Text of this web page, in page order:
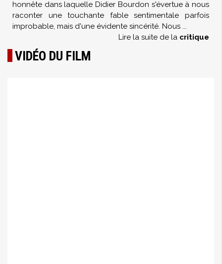
honnête dans laquelle Didier Bourdon s'évertue à nous
raconter une touchante fable sentimentale parfois
improbable, mais d'une évidente sincérité. Nous ...
Lire la suite de la critique
VIDÉO DU FILM